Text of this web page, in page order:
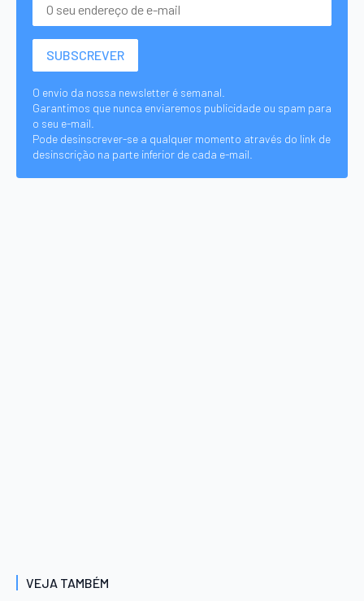
O envio da nossa newsletter é semanal.
Garantimos que nunca enviaremos publicidade ou spam para
o seu e-mail.
Pode desinscrever-se a qualquer momento através do link de
desinscrição na parte inferior de cada e-mail.
VEJA TAMBÉM